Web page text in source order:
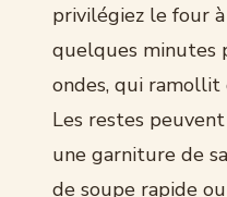
privilégiez le four
quelques minutes
ondes, qui
Les restes
une garniture de
de soupe rapide